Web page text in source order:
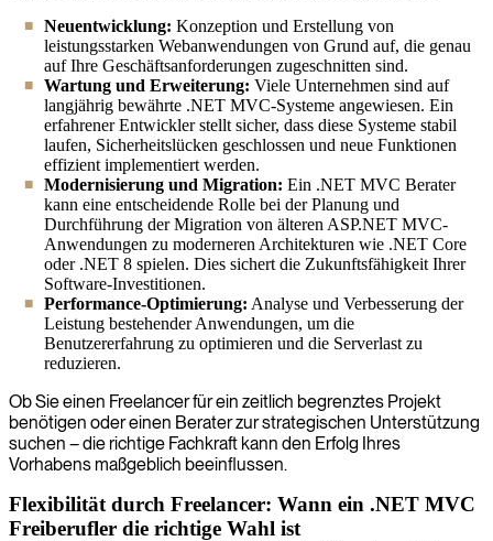
Neuentwicklung: Konzeption und Erstellung von
leistungsstarken Webanwendungen von Grund auf, die genau
auf Ihre Geschäftsanforderungen zugeschnitten sind.
Wartung und Erweiterung: Viele Unternehmen sind auf
langjährig bewährte .NET MVC-Systeme angewiesen. Ein
erfahrener Entwickler stellt sicher, dass diese Systeme stabil
laufen, Sicherheitslücken geschlossen und neue Funktionen
effizient implementiert werden.
Modernisierung und Migration: Ein .NET MVC Berater
kann eine entscheidende Rolle bei der Planung und
Durchführung der Migration von älteren ASP.NET MVC-
Anwendungen zu moderneren Architekturen wie .NET Core
oder .NET 8 spielen. Dies sichert die Zukunftsfähigkeit Ihrer
Software-Investitionen.
Performance-Optimierung: Analyse und Verbesserung der
Leistung bestehender Anwendungen, um die
Benutzererfahrung zu optimieren und die Serverlast zu
reduzieren.
Ob Sie einen Freelancer für ein zeitlich begrenztes Projekt
benötigen oder einen Berater zur strategischen Unterstützung
suchen – die richtige Fachkraft kann den Erfolg Ihres
Vorhabens maßgeblich beeinflussen.
Flexibilität durch Freelancer: Wann ein .NET MVC
Freiberufler die richtige Wahl ist